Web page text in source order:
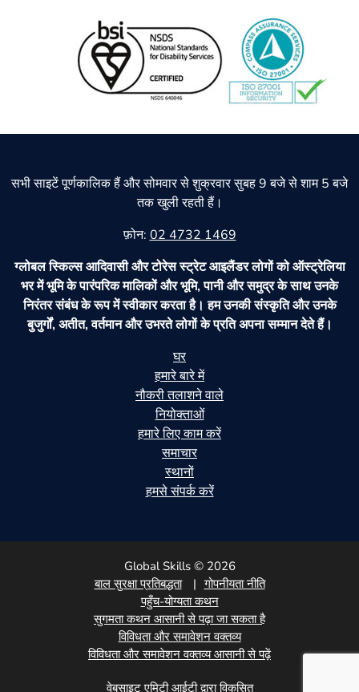
सभी साइटें पूर्णकालिक हैं और सोमवार से शुक्रवार सुबह 9 बजे से शाम 5 बजे
तक खुली रहती हैं।
फ़ोन: 02 4732 1469
ग्लोबल स्किल्स आदिवासी और टोरेस स्ट्रेट आइलैंडर लोगों को ऑस्ट्रेलिया
भर में भूमि के पारंपरिक मालिकों और भूमि, पानी और समुद्र के साथ उनके
निरंतर संबंध के रूप में स्वीकार करता है। हम उनकी संस्कृति और उनके
बुजुर्गों, अतीत, वर्तमान और उभरते लोगों के प्रति अपना सम्मान देते हैं।
घर
हमारे बारे में
नौकरी तलाशने वाले
नियोक्ताओं
हमारे लिए काम करें
समाचार
स्थानों
हमसे संपर्क करें
Global Skills © 2026
बाल सुरक्षा प्रतिबद्धता
गोपनीयता नीति
पहुँच-योग्यता कथन
सुगमता कथन आसानी से पढ़ा जा सकता है
विविधता और समावेशन वक्तव्य
विविधता और समावेशन वक्तव्य आसानी से पढ़ें
वेबसाइट एमिटी आईटी द्वारा विकसित